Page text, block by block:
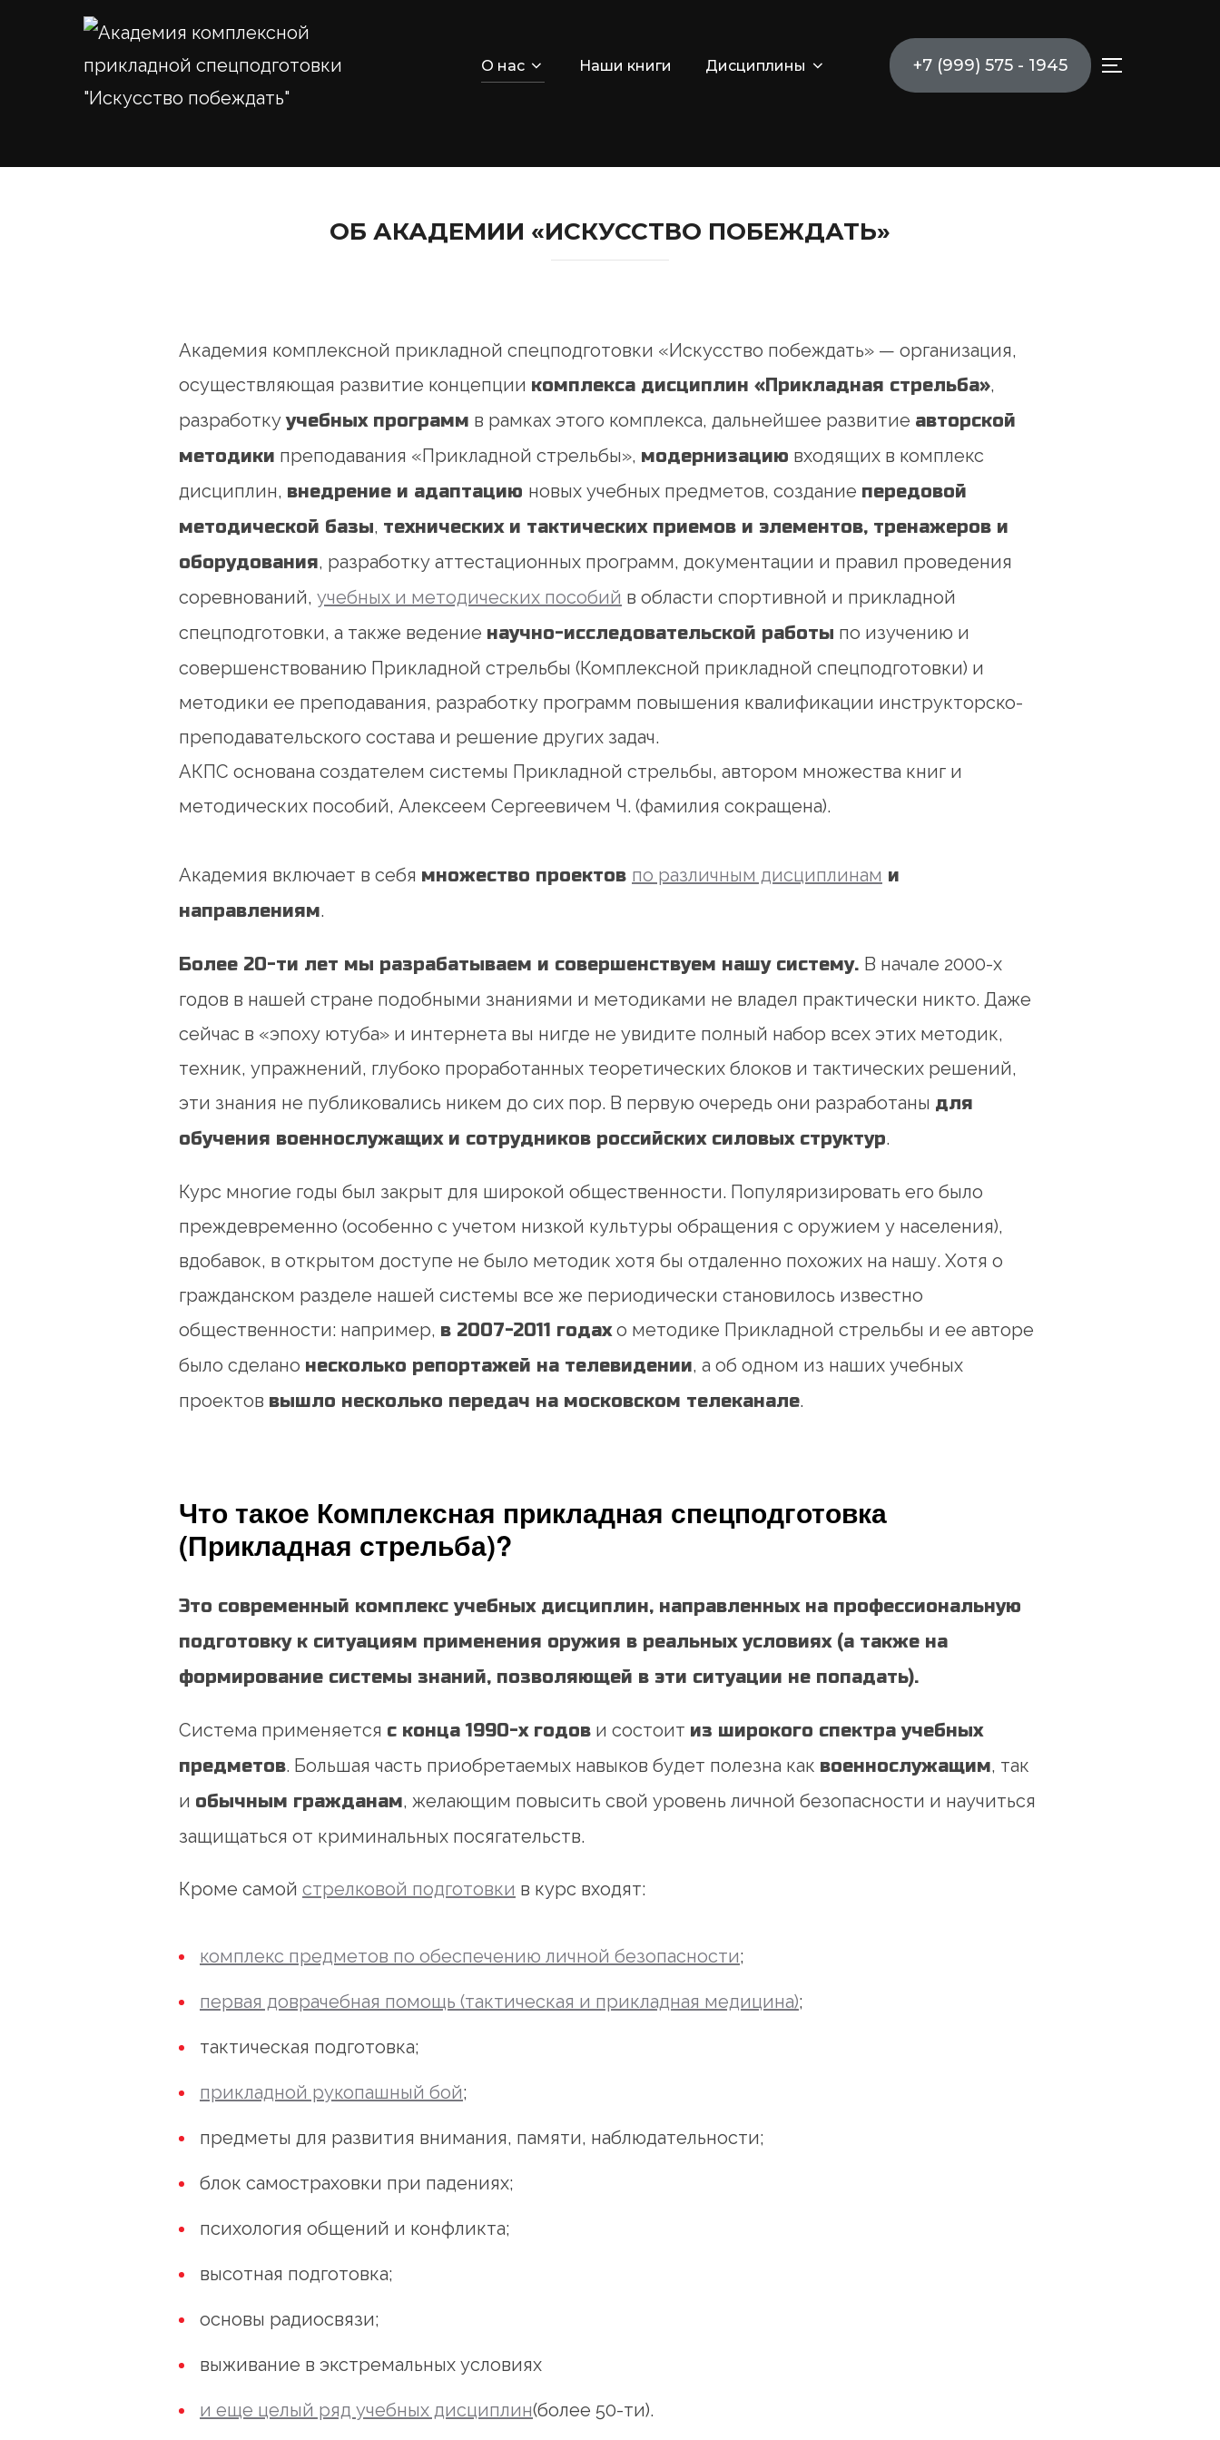
содержимому
О нас Наши книги Дисциплины +7 (999) 575 - 1945
ОБ АКАДЕМИИ «ИСКУССТВО ПОБЕЖДАТЬ»
Академия комплексной прикладной спецподготовки «Искусство побеждать» — организация,
осуществляющая развитие концепции комплекса дисциплин «Прикладная стрельба»,
разработкуучебных программ в рамках этого комплекса, дальнейшее развитие авторской
методики преподавания «Прикладной стрельбы», модернизацию входящих в комплекс
дисциплин, внедрение и адаптацию новых учебных предметов, создание передовой
методической базы, технических и тактических приемов и элементов, тренажеров и
оборудования, разработку аттестационных программ, документации и правил проведения
соревнований, учебных и методических пособий в области спортивной и прикладной
спецподготовки, а также ведение научно-исследовательской работы по изучению и
совершенствованию Прикладной стрельбы (Комплексной прикладной спецподготовки) и
методики ее преподавания, разработку программ повышения квалификации инструкторско-
преподавательского состава и решение других задач.
АКПС основана создателем системы Прикладной стрельбы, автором множества книг и
методических пособий, Алексеем Сергеевичем Ч. (фамилия сокращена).
Академия включает в себя множество проектов по различным дисциплинам и
направлениям.
Более 20-ти лет мы разрабатываем и совершенствуем нашу систему. В начале 2000-х
годов в нашей стране подобными знаниями и методиками не владел практически никто. Даже
сейчас в «эпоху ютуба» и интернета вы нигде не увидите полный набор всех этих методик,
техник, упражнений, глубоко проработанных теоретических блоков и тактических решений,
эти знания не публиковались никем до сих пор. В первую очередь они разработаны для
обучения военнослужащих и сотрудников российских силовых структур.
Курс многие годы был закрыт для широкой общественности. Популяризировать его было
преждевременно (особенно с учетом низкой культуры обращения с оружием у населения),
вдобавок, в открытом доступе не было методик хотя бы отдаленно похожих на нашу. Хотя о
гражданском разделе нашей системы все же периодически становилось известно
общественности: например, в 2007-2011 годахо методике Прикладной стрельбы и ее авторе
было сделано несколько репортажей на телевидении, а об одном из наших учебных
проектов вышло несколько передач на московском телеканале.
Что такое Комплексная прикладная спецподготовка
(Прикладная стрельба)?
Это современный комплекс учебных дисциплин, направленных на профессиональную
подготовку к ситуациям применения оружия в реальных условиях (а также на
формирование системы знаний, позволяющей в эти ситуации не попадать).
Система применяется с конца 1990-х годов и состоит из широкого спектра учебных
предметов. Большая часть приобретаемых навыков будет полезна как военнослужащим, так
и обычным гражданам, желающим повысить свой уровень личной безопасности и научиться
защищаться от криминальных посягательств.
Кроме самой стрелковой подготовки в курс входят:
комплекс предметов по обеспечению личной безопасности;
первая доврачебная помощь (тактическая и прикладная медицина);
тактическая подготовка;
прикладной рукопашный бой;
предметы для развития внимания, памяти, наблюдательности;
блок самостраховки при падениях;
психология общений и конфликта;
высотная подготовка;
основы радиосвязи;
выживание в экстремальных условиях
и еще целый ряд учебных дисциплин(более 50-ти).